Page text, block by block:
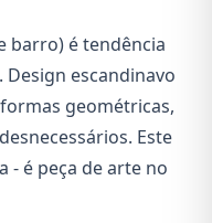
barro) é tendência
escandinavo
geométricas,
Este
- é peça de arte no